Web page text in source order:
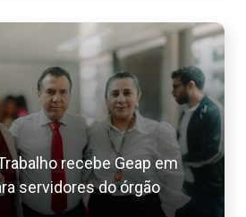
recebe Geap em
servidores do órgão